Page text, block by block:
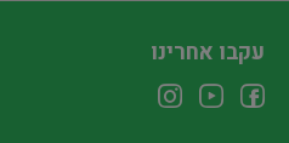
עקבו אחרינו